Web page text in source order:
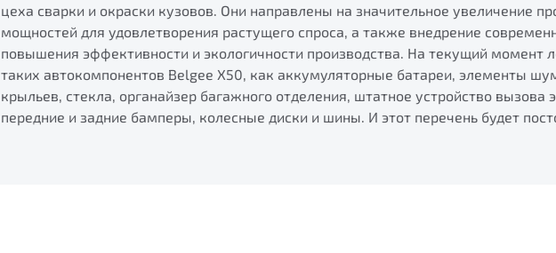
цеха сварки и окраски кузовов. Они направлены на значительное увеличение
мощностей для удовлетворения растущего спроса, а также внедрение
повышения эффективности и экологичности производства. На текущий момент
таких автокомпонентов Belgee X50, как аккумуляторные батареи, элементы
крыльев, стекла, органайзер багажного отделения, штатное устройство вызова
передние и задние бамперы, колесные диски и шины. И этот перечень будет